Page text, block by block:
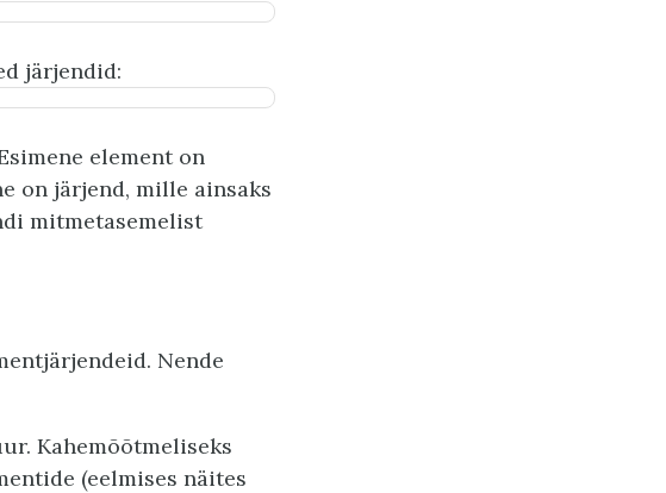
järjendid:
element on
on järjend, mille ainsaks
mitmetasemelist
Nende
Kahemõõtmeliseks
(eelmises näites